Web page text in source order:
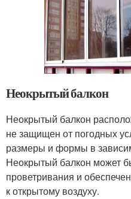
Неокрытый балкон
Неокрытый балкон
не защищен от погодных
размеры и формы в
Неокрытый балкон может
проветривания и
к открытому воздуху.